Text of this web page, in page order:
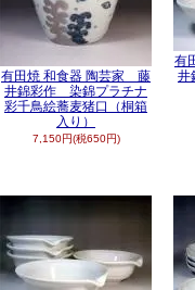
有田焼 和食器 陶芸家 藤
井錦彩作 染錦プラチナ
彩千鳥絵蕎麦猪口（桐箱
入り）
7,150円(税650円)
有
井